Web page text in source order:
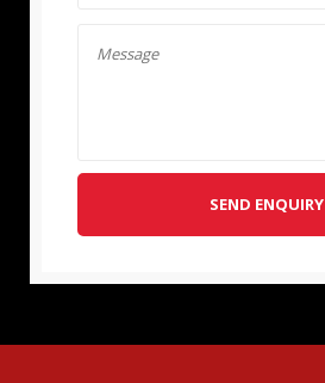
SEND ENQUIRY